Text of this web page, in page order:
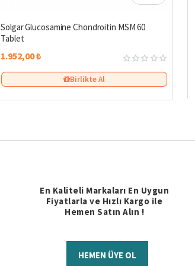
Solgar Glucosamine Chondroitin MSM 60
Tablet
1.952,00 ₺
Birlikte Al
En Kaliteli Markaları En Uygun
Fiyatlarla ve Hızlı Kargo ile
Hemen Satın Alın !
HEMEN ÜYE OL